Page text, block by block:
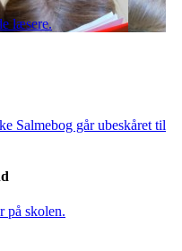
læsere.
Salmebog går ubeskåret til
på skolen.